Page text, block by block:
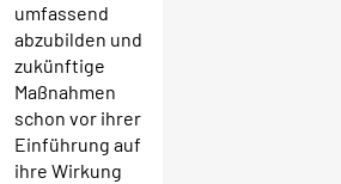
umfassend
abzubilden und
zukünftige
Maßnahmen
schon vor ihrer
Einführung auf
ihre Wirkung